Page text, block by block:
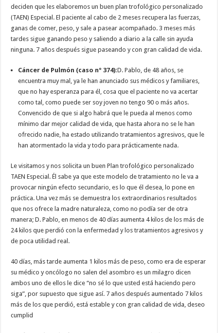
deciden que les elaboremos un buen plan trofológico personalizado
(TAEN) Especial. El paciente al cabo de 2 meses recupera las fuerzas,
ganas de comer, peso, y sale a pasear acompañado. 3 meses más
tardes sigue ganando peso y saliendo a diario a la calle sin ayuda
ninguna. 7 años después sigue paseando y con gran calidad de vida.
Cáncer de Pulmón (caso nº 374):D. Pablo, de 48 años, se
encuentra muy mal, ya le han anunciado sus médicos y familiares,
que no hay esperanza para él, cosa que el paciente no va acertar
como tal, como puede ser soy joven no tengo 90 o más años.
Convencido de que si algo habrá que le pueda al menos como
mínimo dar mejor calidad de vida, que hasta ahora no se le han
ofrecido nadie, ha estado utilizando tratamientos agresivos, que le
han atormentado la vida y todo para prácticamente nada.
Le visitamos y nos solicita un buen Plan trofológico personalizado
TAEN Especial. Él sabe ya que este modelo de tratamiento no le va a
provocar ningún efecto secundario, es lo que él desea, lo pone en
práctica. Una vez más se demuestra los extraordinarios resultados
que nos ofrece la madre naturaleza, como no podía ser de otra
manera; D. Pablo, en menos de 40 días aumenta 4 kilos de los más de
24 kilos que perdió con la enfermedad y los tratamientos agresivos y
de poca utilidad real.
40 días, más tarde aumenta 1 kilos más de peso, como era de esperar
su médico y oncólogo no salen del asombro es un milagro dicen
ambos uno de ellos le dice “no sé lo que usted está haciendo pero
siga”, por supuesto que sigue así. 7 años después aumentado 7 kilos
más de los que perdió, está estable y con gran calidad de vida, deseo
cumplid